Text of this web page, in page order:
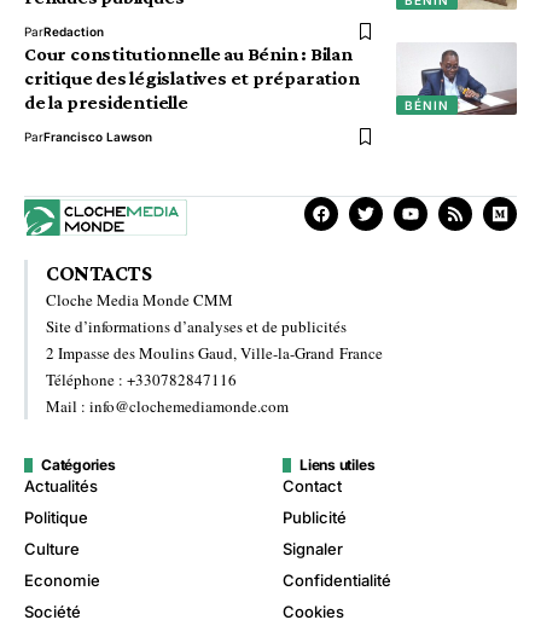
ParRedaction
BÉNIN
Cour constitutionnelle au Bénin : Bilan
critique des législatives et préparation
de la presidentielle
ParFrancisco Lawson
CONTACTS
Cloche Media Monde CMM
Site d’informations d’analyses et de publicités
2 Impasse des Moulins Gaud, Ville-la-Grand France
Téléphone : +330782847116
Mail : info@clochemediamonde.com
Catégories
Actualités
Politique
Culture
Economie
Société
Liens utiles
Contact
Publicité
Signaler
Confidentialité
Cookies